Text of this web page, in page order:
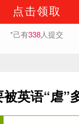
点击领取
*己有338人提交
英语“虐”